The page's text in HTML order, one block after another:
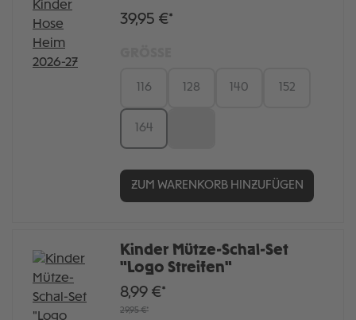
39,95 €*
116 128 140 152
164
ZUM WARENKORB HINZUFÜGEN
Kinder Mütze-Schal-Set
"Logo Streifen"
8,99 €*
29,95 €*